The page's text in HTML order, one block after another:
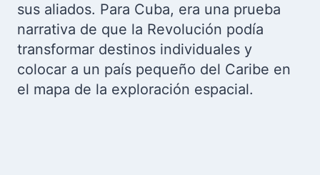
sus aliados. Para Cuba, era una prueba
narrativa de que la Revolución podía
transformar destinos individuales y
colocar a un país pequeño del Caribe en
el mapa de la exploración espacial.